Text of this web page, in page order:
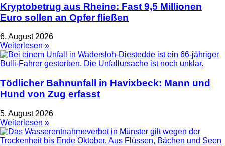
Kryptobetrug aus Rheine: Fast 9,5 Millionen
Euro sollen an Opfer fließen
6. August 2026
Weiterlesen »
Tödlicher Bahnunfall in Havixbeck: Mann und
Hund von Zug erfasst
5. August 2026
Weiterlesen »